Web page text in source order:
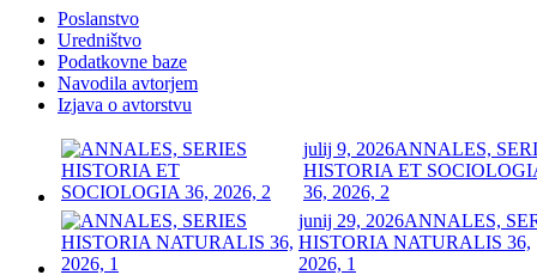
Poslanstvo
Uredništvo
Podatkovne baze
Navodila avtorjem
Izjava o avtorstvu
julij 9, 2026ANNALES,
HISTORIA ET
36, 2026, 2
junij 29, 2026ANNALES,
HISTORIA NATURALIS 36,
2026, 1